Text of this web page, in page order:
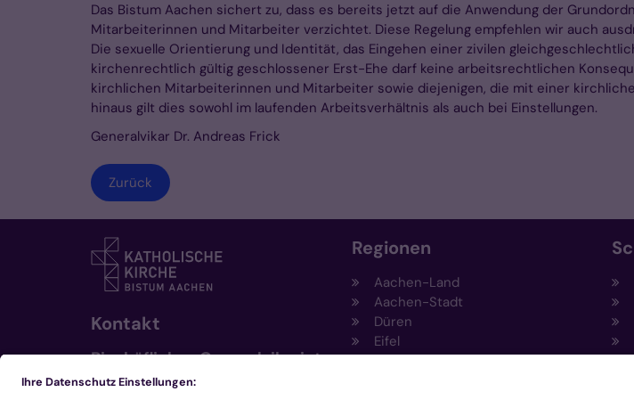
Das Bistum Aachen sichert zu, dass es bereits jetzt auf die Anwendung der
Mitarbeiterinnen und Mitarbeiter verzichtet. Diese Regelung empfehlen wir auch
Die sexuelle Orientierung und Identität, das Eingehen einer zivilen
kirchenrechtlich gültig geschlossener Erst-Ehe darf keine arbeitsrechtlichen
kirchlichen Mitarbeiterinnen und Mitarbeiter sowie diejenigen, die mit einer
hinaus gilt dies sowohl im laufenden Arbeitsverhältnis als auch bei Einstellungen.
Generalvikar Dr. Andreas Frick
Zurück
Kontakt
Bischöfliches Generalvikariat
Aachen
Regionen
Aachen-Land
Aachen-Stadt
Düren
Eifel